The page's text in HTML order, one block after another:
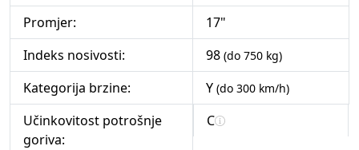
Promjer:
17"
Indeks nosivosti:
98 (do 750 kg)
Kategorija brzine: Y (do 300 km/h)
Učinkovitost potrošnje
goriva:
C